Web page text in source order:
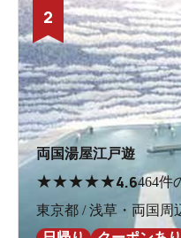
3分30円で利用できるド
露天風呂にサウナまで楽
1階・2階ともにお風呂の
1階は青を基調に海をイ
をイメージした洗い場で
2
両国湯屋江戸遊
★★★★★4.6464件
東京都 / 浅草・両国周